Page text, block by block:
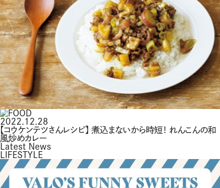
2022.12.28
【コウケンテツさんレシピ】 煮込まないから時短！ れんこんの和
風炒めカレー
Latest News
LIFESTYLE